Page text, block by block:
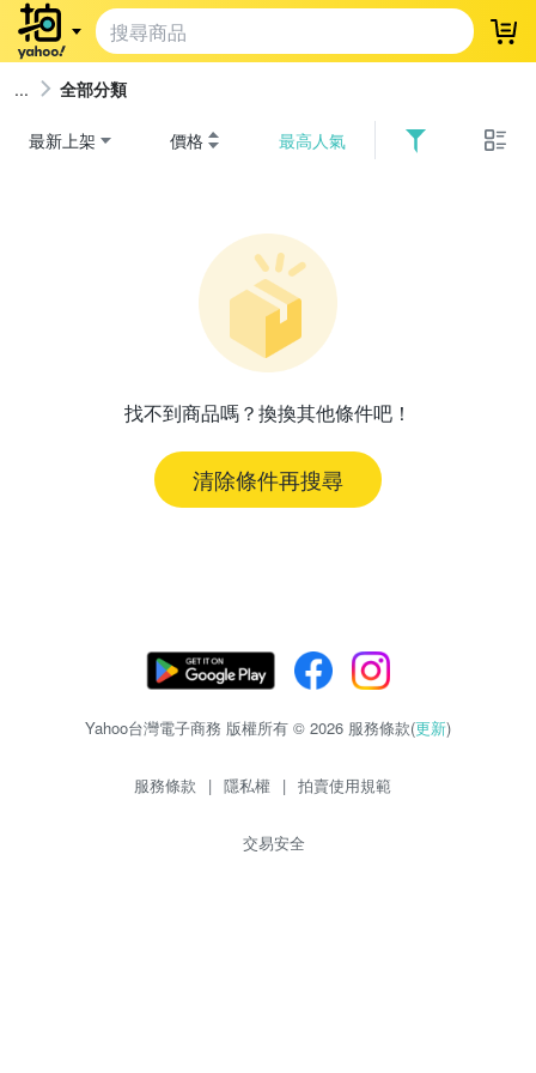
登
全部分類
最新上架 價格 最高人氣
找不到商品嗎？換換其他條件吧！
清除條件再搜尋
Yahoo台灣電子商務 版權所有 © 2026 服務條款(更新)
服務條款 | 隱私權 | 拍賣使用規範
交易安全